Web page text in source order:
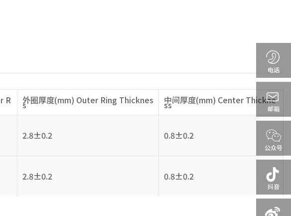
R 外圈厚度(mm) Outer Ring Thicknes
s 中间厚度(mm) Center Thickne
ss
2.8±0.2
0.8±0.2
2.8±0.2
0.8±0.2
电话
邮箱
公众号
抖音